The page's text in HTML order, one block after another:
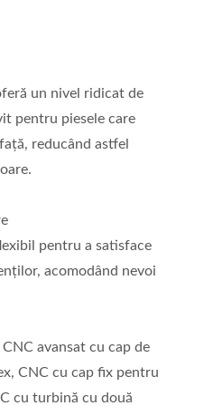
un nivel ridicat de
pentru piesele care
reducând astfel
pentru a satisface
acomodând nevoi
avansat cu cap de
CNC cu cap fix pentru
cu turbină cu două